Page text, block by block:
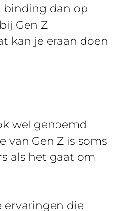
binding dan op
Gen Z
kan je eraan doen
wel genoemd
van Gen Z is soms
als het gaat om
ervaringen die